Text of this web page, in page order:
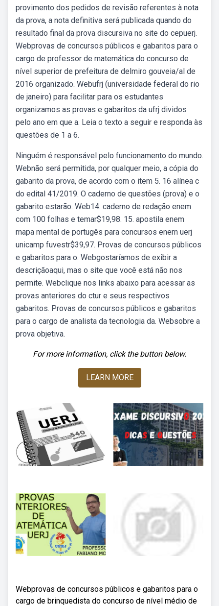
provimento dos pedidos de revisão referentes à nota
da prova, a nota definitiva será publicada quando do
resultado final da prova discursiva no site do cepuerj.
Webprovas de concursos públicos e gabaritos para o
cargo de professor de matemática do concurso de
nível superior de prefeitura de delmiro gouveia/al de
2016 organizado. Webufrj (universidade federal do rio
de janeiro) para facilitar para os estudantes
organizamos as provas e gabaritos da ufrj dividos
pelo ano em que a. Leia o texto a seguir e responda às
questões de 1 a 6.
Ninguém é responsável pelo funcionamento do mundo.
Webnão será permitida, por qualquer meio, a cópia do
gabarito da prova, de acordo com o item 5. 16 alínea c
do edital 41/2019. O caderno de questões (prova) e o
gabarito estarão. Web14. caderno de redação enem
com 100 folhas e temar$19,98. 15. apostila enem
mapa mental de portugês para concursos enem uerj
unicamp fuvestr$39,97. Provas de concursos públicos
e gabaritos para o. Webgostaríamos de exibir a
descriçãoaqui, mas o site que você está não nos
permite. Webclique nos links abaixo para acessar as
provas anteriores do ctur e seus respectivos
gabaritos. Provas de concursos públicos e gabaritos
para o cargo de analista da tecnologia da. Websobre a
prova objetiva.
For more information, click the button below.
LEARN MORE
Webprovas de concursos públicos e gabaritos para o
cargo de brinquedista do concurso de nível médio de